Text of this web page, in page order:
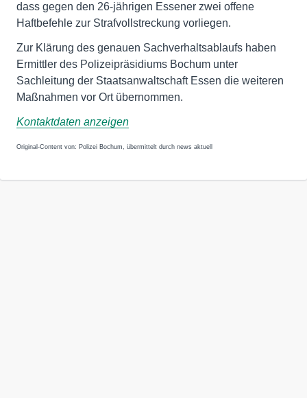
dass gegen den 26-jährigen Essener zwei offene
Haftbefehle zur Strafvollstreckung vorliegen.
Zur Klärung des genauen Sachverhaltsablaufs haben
Ermittler des Polizeipräsidiums Bochum unter
Sachleitung der Staatsanwaltschaft Essen die weiteren
Maßnahmen vor Ort übernommen.
Kontaktdaten anzeigen
Original-Content von: Polizei Bochum, übermittelt durch news aktuell